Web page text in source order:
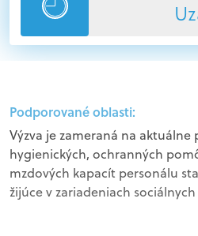
Podporované oblasti:
Výzva je zameraná na
hygienických, ochranných
mzdových kapacít personálu
žijúce v zariadeniach sociálnych